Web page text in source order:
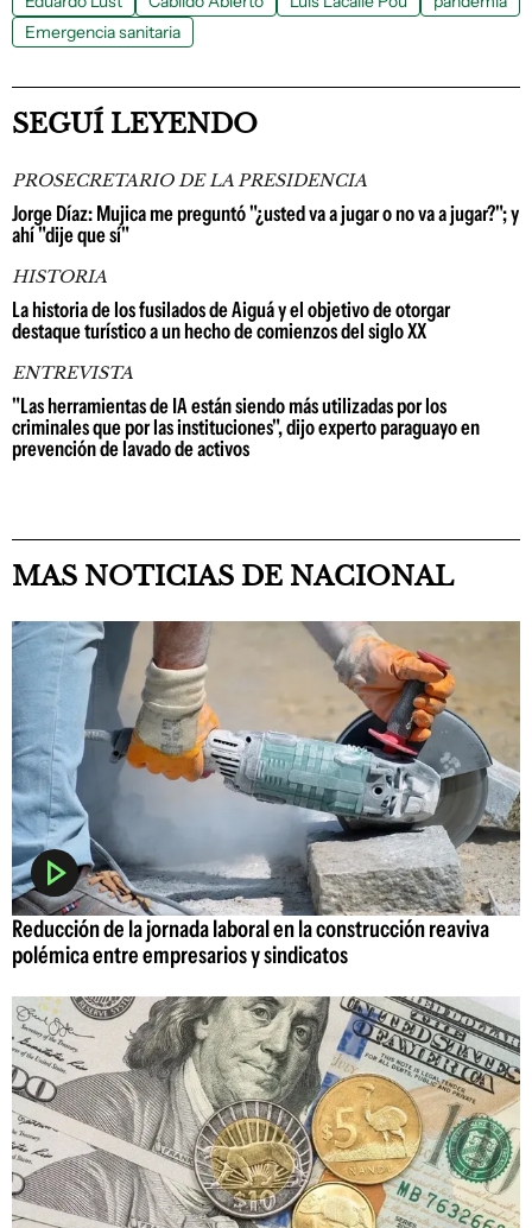
Emergencia sanitaria
SEGUÍ LEYENDO
PROSECRETARIO DE LA PRESIDENCIA
Jorge Díaz: Mujica me preguntó "¿usted va a jugar o no va a jugar?"; y
ahí "dije que sí"
HISTORIA
La historia de los fusilados de Aiguá y el objetivo de otorgar
destaque turístico a un hecho de comienzos del siglo XX
ENTREVISTA
"Las herramientas de IA están siendo más utilizadas por los
criminales que por las instituciones", dijo experto paraguayo en
prevención de lavado de activos
MAS NOTICIAS DE NACIONAL
Reducción de la jornada laboral en la construcción reaviva
polémica entre empresarios y sindicatos